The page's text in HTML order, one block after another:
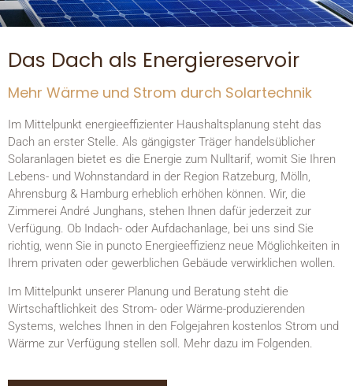
Das Dach als Energiereservoir
Mehr Wärme und Strom durch Solartechnik
Im Mittelpunkt energieeffizienter Haushaltsplanung steht das
Dach an erster Stelle. Als gängigster Träger handelsüblicher
Solaranlagen bietet es die Energie zum Nulltarif, womit Sie Ihren
Lebens- und Wohnstandard in der Region Ratzeburg, Mölln,
Ahrensburg & Hamburg erheblich erhöhen können. Wir, die
Zimmerei André Junghans, stehen Ihnen dafür jederzeit zur
Verfügung. Ob Indach- oder Aufdachanlage, bei uns sind Sie
richtig, wenn Sie in puncto Energieeffizienz neue Möglichkeiten in
Ihrem privaten oder gewerblichen Gebäude verwirklichen wollen.
Im Mittelpunkt unserer Planung und Beratung steht die
Wirtschaftlichkeit des Strom- oder Wärme-produzierenden
Systems, welches Ihnen in den Folgejahren kostenlos Strom und
Wärme zur Verfügung stellen soll. Mehr dazu im Folgenden.